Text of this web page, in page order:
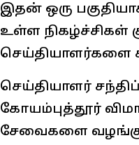
இதன் ஒரு
உள்ள நிகழ்ச்சிகள்
செய்தியாளர்களை
செய்தியாளர்
கோயம்புத்தூர்
சேவைகளை